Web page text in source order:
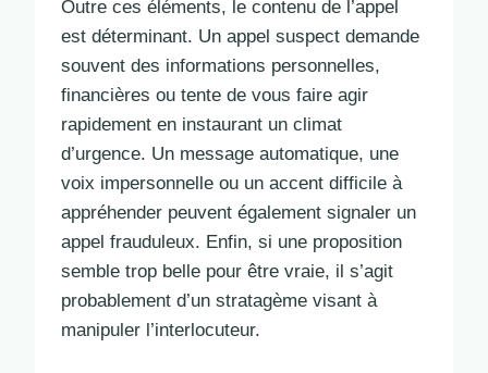
Outre ces éléments, le contenu de l’appel
est déterminant. Un appel suspect demande
souvent des informations personnelles,
financières ou tente de vous faire agir
rapidement en instaurant un climat
d’urgence. Un message automatique, une
voix impersonnelle ou un accent difficile à
appréhender peuvent également signaler un
appel frauduleux. Enfin, si une proposition
semble trop belle pour être vraie, il s’agit
probablement d’un stratagème visant à
manipuler l’interlocuteur.